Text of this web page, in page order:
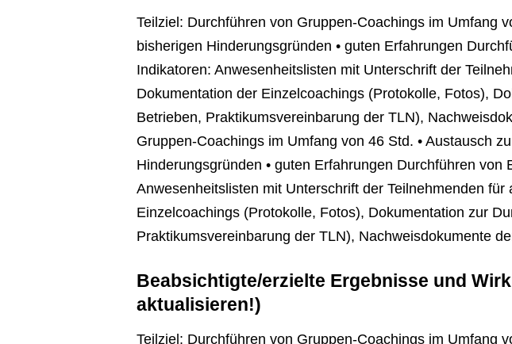
Teilziel: Durchführen von Gruppen-Coachings im Umfang
bisherigen Hinderungsgründen • guten Erfahrungen
Indikatoren: Anwesenheitslisten mit Unterschrift der
Dokumentation der Einzelcoachings (Protokolle, Fotos),
Betrieben, Praktikumsvereinbarung der TLN),
Gruppen-Coachings im Umfang von 46 Std. • Austausch
Hinderungsgründen • guten Erfahrungen Durchführen
Anwesenheitslisten mit Unterschrift der Teilnehmenden
Einzelcoachings (Protokolle, Fotos), Dokumentation zur
Praktikumsvereinbarung der TLN), Nachweisdokumente
Beabsichtigte/erzielte Ergebnisse und
aktualisieren!)
Teilziel: Durchführen von Gruppen-Coachings im Umfang